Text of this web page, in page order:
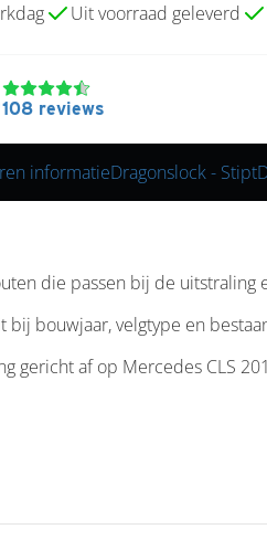
Uit voorraad geleverd
108 reviews
informatieDragonslock - Stipt
die passen bij de uitstraling
bij bouwjaar, velgtype en
gericht af op Mercedes CLS